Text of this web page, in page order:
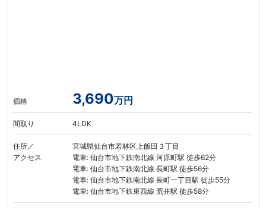
価格 3,690万円
間取り 4LDK
住所／
アクセス
宮城県仙台市若林区上飯田３丁目
電車: 仙台市地下鉄南北線 河原町駅 徒歩62分
電車: 仙台市地下鉄南北線 長町駅 徒歩56分
電車: 仙台市地下鉄南北線 長町一丁目駅 徒歩55分
電車: 仙台市地下鉄東西線 荒井駅 徒歩58分